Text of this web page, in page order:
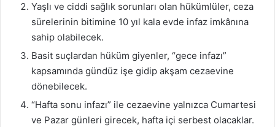
Yaşlı ve ciddi sağlık sorunları olan hükümlüler, ceza
sürelerinin bitimine 10 yıl kala evde infaz imkânına
sahip olabilecek.
Basit suçlardan hüküm giyenler, “gece infazı”
kapsamında gündüz işe gidip akşam cezaevine
dönebilecek.
“Hafta sonu infazı” ile cezaevine yalnızca Cumartesi
ve Pazar günleri girecek, hafta içi serbest olacaklar.